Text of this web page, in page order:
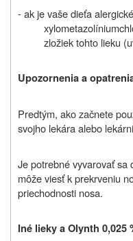
- ak je vaše dieťa
zložiek tohto lieku
Upozornenia a
Predtým, ako začnete
svojho lekára alebo
Je potrebné vyvarovať sa
môže viesť k prekrveniu
priechodnosti nosa.
Iné lieky a Olynth 0,025